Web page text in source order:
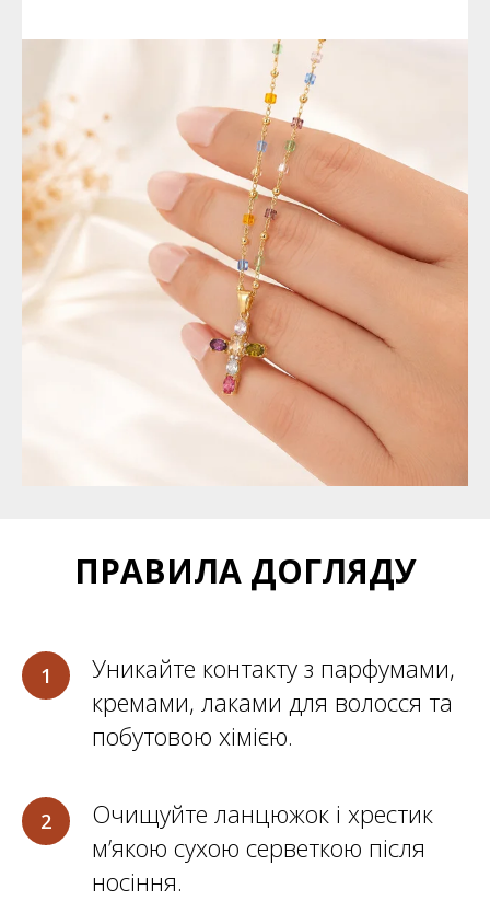
ПРАВИЛА ДОГЛЯДУ
Уникайте контакту з парфумами,
кремами, лаками для волосся та
побутовою хімією.
Очищуйте ланцюжок і хрестик
м’якою сухою серветкою після
носіння.